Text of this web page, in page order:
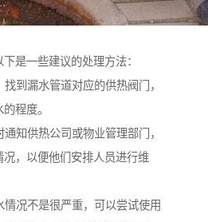
是一些建议的处理方法：
到漏水管道对应的供热阀门，
程度。
知供热公司或物业管理部门，
，以便他们安排人员进行维
况不是很严重，可以尝试使用